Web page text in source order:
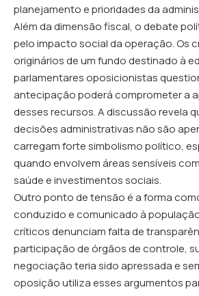
planejamento e prioridades da
Além da dimensão fiscal, o debate
pelo impacto social da operação. Os
originários de um fundo destinado à
parlamentares oposicionistas
antecipação poderá comprometer a
desses recursos. A discussão revela
decisões administrativas não são
carregam forte simbolismo político,
quando envolvem áreas sensíveis
saúde e investimentos sociais.
Outro ponto de tensão é a forma
conduzido e comunicado à
críticos denunciam falta de
participação de órgãos de controle,
negociação teria sido apressada e
oposição utiliza esses argumentos